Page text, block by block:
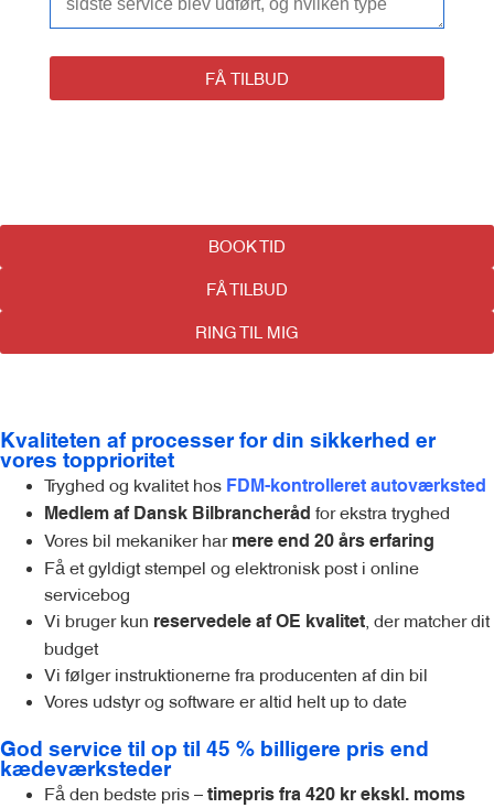
FÅ TILBUD
BOOK TID
FÅ TILBUD
RING TIL MIG
Kvaliteten af processer for din sikkerhed er
vores topprioritet
Tryghed og kvalitet hos FDM-kontrolleret autoværksted
Medlem af Dansk Bilbrancheråd for ekstra tryghed
Vores bil mekaniker har mere end 20 års erfaring
Få et gyldigt stempel og elektronisk post i online
servicebog
Vi bruger kun reservedele af OE kvalitet , der matcher dit
budget
Vi følger instruktionerne fra producenten af din bil
Vores udstyr og software er altid helt up to date
God service til op til 45 % billigere pris end
kædeværksteder
Få den bedste pris – timepris fra 420 kr ekskl. moms